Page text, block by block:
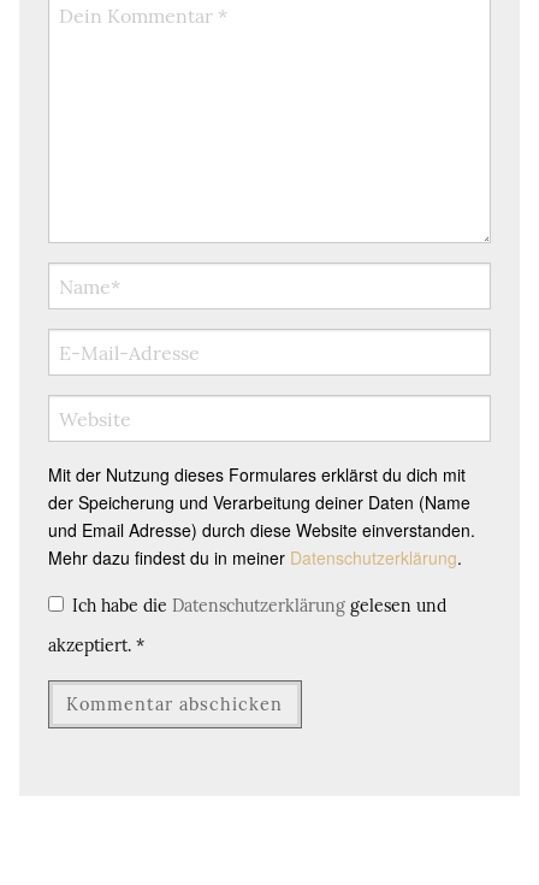
Mit der Nutzung dieses Formulares erklärst du dich mit
der Speicherung und Verarbeitung deiner Daten (Name
und Email Adresse) durch diese Website einverstanden.
Mehr dazu findest du in meiner Datenschutzerklärung.
Ich habe die Datenschutzerklärung gelesen und
akzeptiert. *